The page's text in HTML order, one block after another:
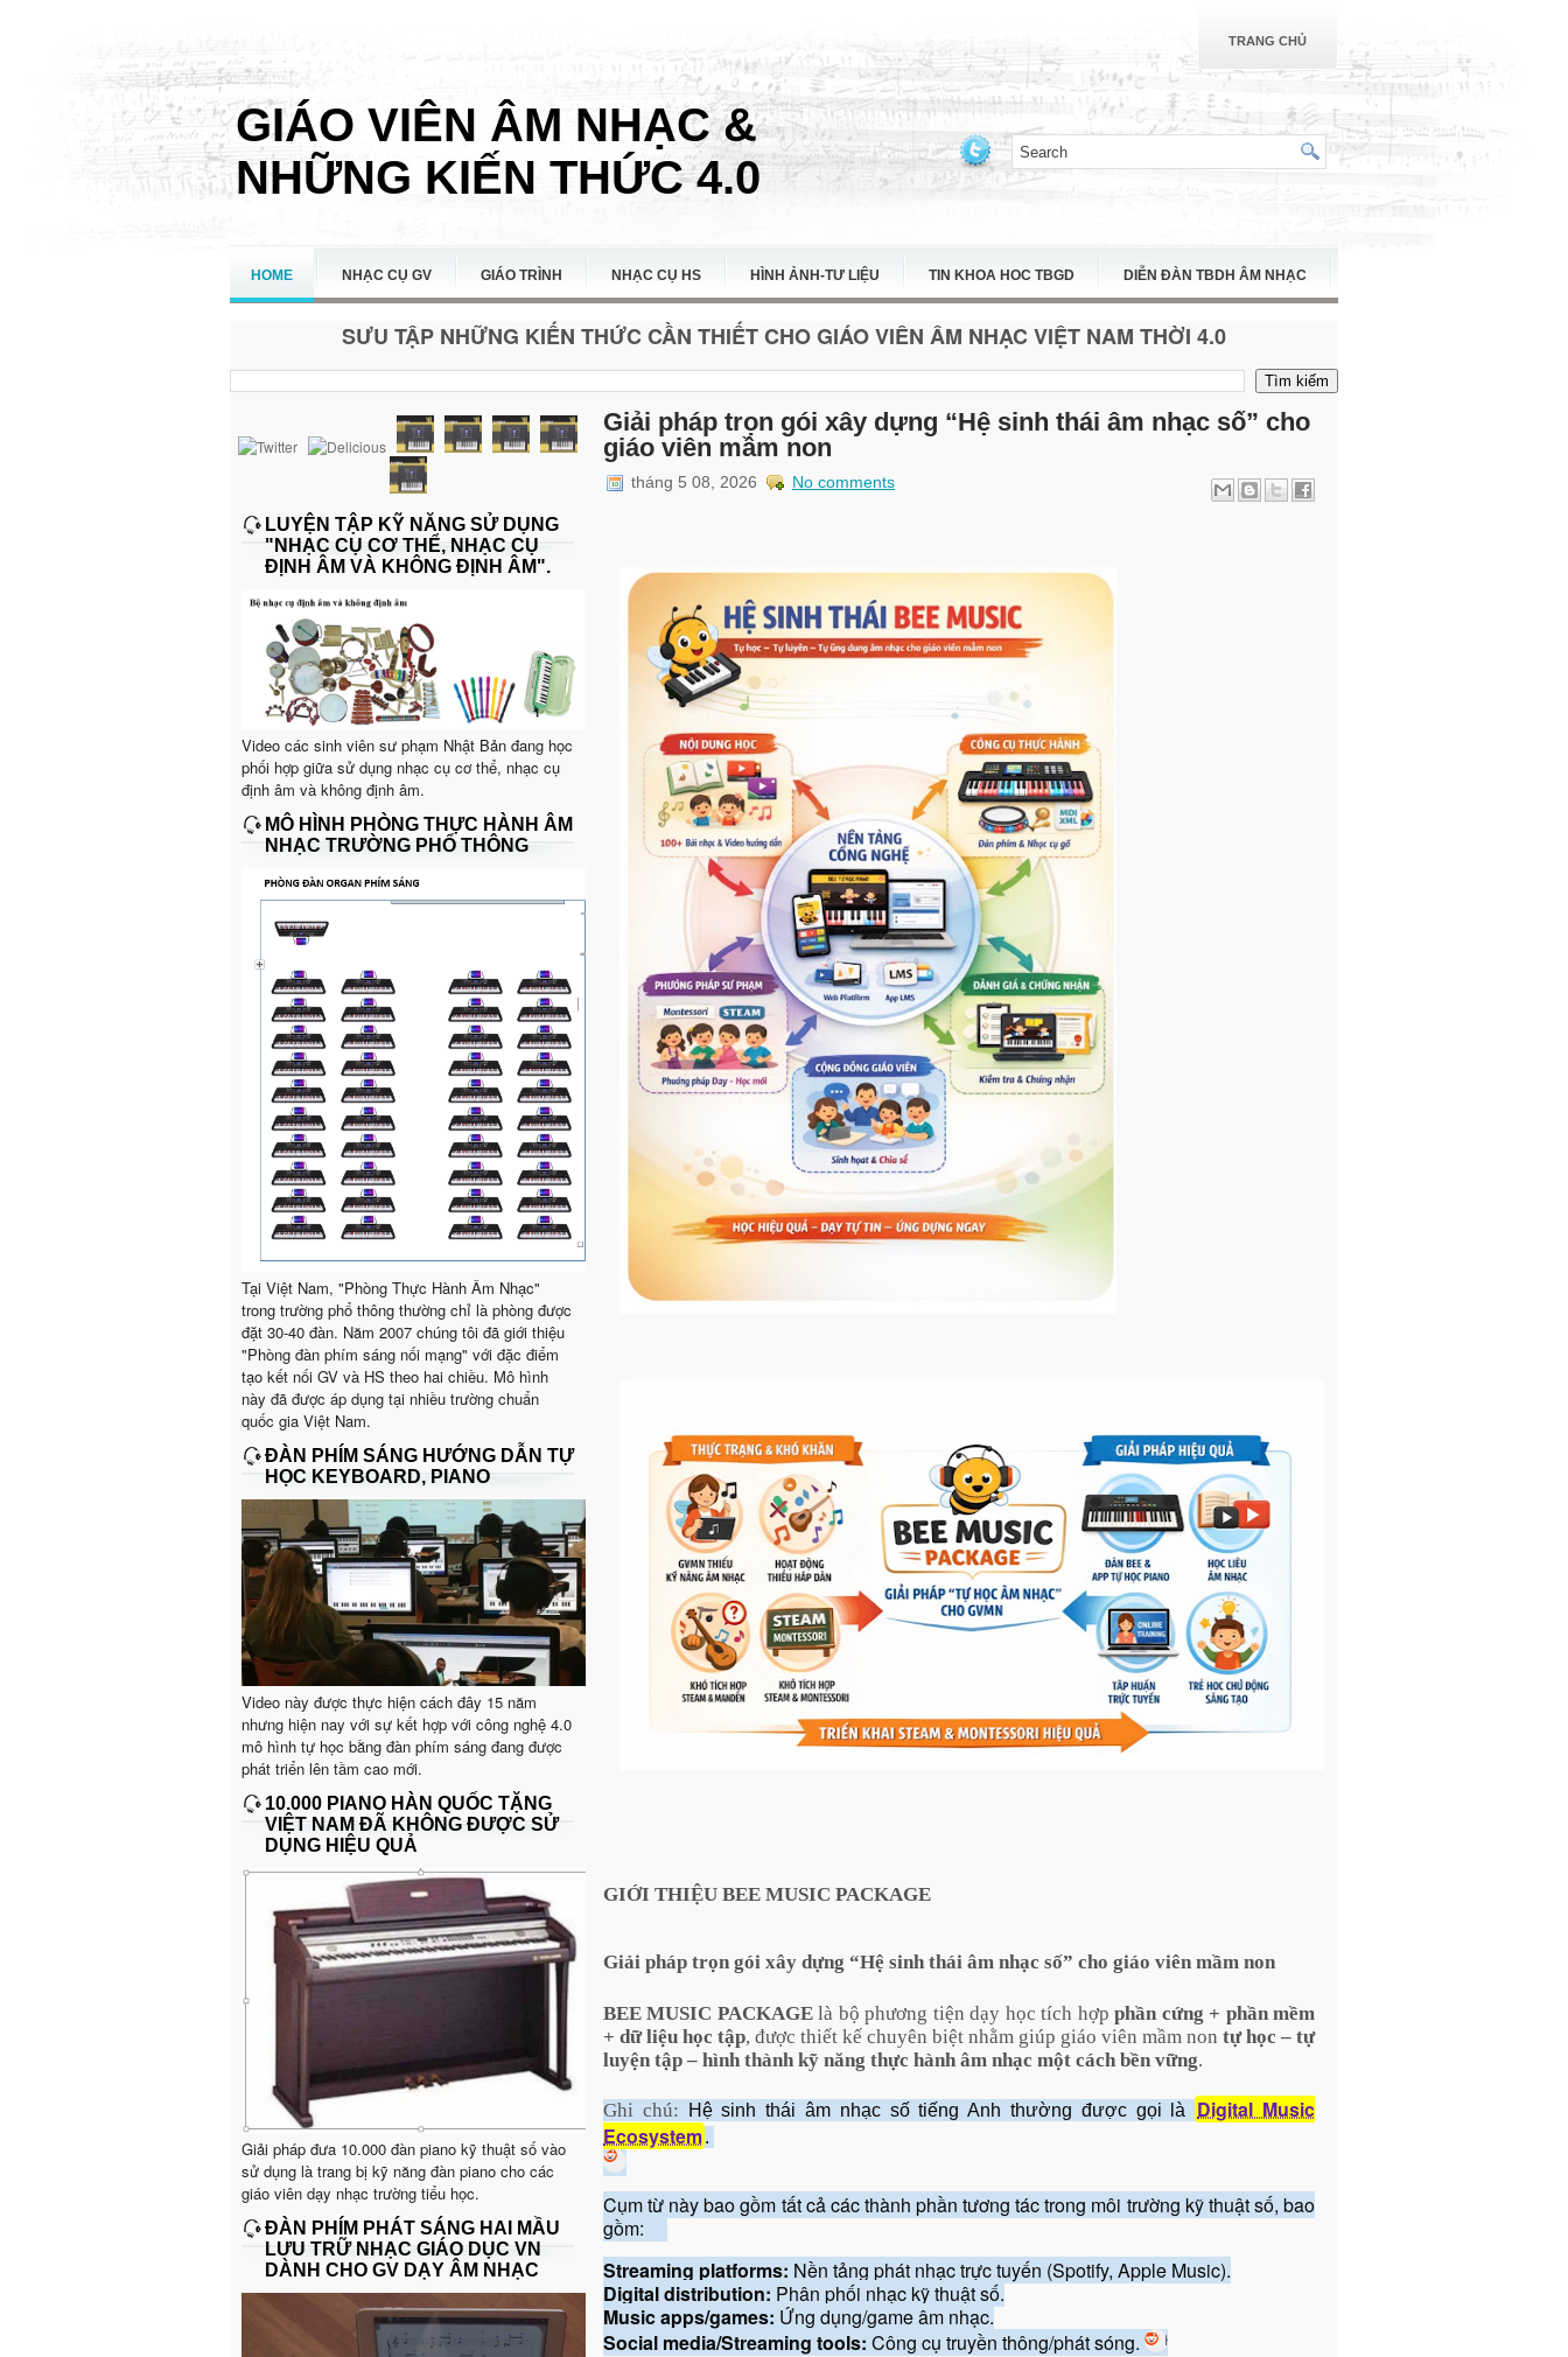
TRANG CHỦ
GIÁO VIÊN ÂM NHẠC &
NHỮNG KIẾN THỨC 4.0
HOME NHẠC CỤ GV GIÁO TRÌNH NHẠC CỤ HS HÌNH ẢNH-TƯ LIỆU TIN KHOA HOC TBGD DIỄN ĐÀN TBDH ÂM NHẠC
SƯU TẬP NHỮNG KIẾN THỨC CẦN THIẾT CHO GIÁO VIÊN ÂM NHẠC VIỆT NAM THỜI 4.0
LUYỆN TẬP KỸ NĂNG SỬ DỤNG
"NHẠC CỤ CƠ THỂ, NHẠC CỤ
ĐỊNH ÂM VÀ KHÔNG ĐỊNH ÂM".
Video các sinh viên sư phạm Nhật Bản đang học
phối hợp giữa sử dụng nhạc cụ cơ thể, nhạc cụ
định âm và không định âm.
MÔ HÌNH PHÒNG THỰC HÀNH ÂM
NHẠC TRƯỜNG PHỔ THÔNG
Tại Việt Nam, "Phòng Thực Hành Âm Nhạc"
trong trường phổ thông thường chỉ là phòng được
đặt 30-40 đàn. Năm 2007 chúng tôi đã giới thiệu
"Phòng đàn phím sáng nối mạng" với đặc điểm
tạo kết nối GV và HS theo hai chiều. Mô hình
này đã được áp dụng tại nhiều trường chuẩn
quốc gia Việt Nam.
ĐÀN PHÍM SÁNG HƯỚNG DẪN TỰ
HỌC KEYBOARD, PIANO
Video này được thực hiện cách đây 15 năm
nhưng hiện nay với sự kết hợp với công nghệ 4.0
mô hình tự học bằng đàn phím sáng đang được
phát triển lên tầm cao mới.
10.000 PIANO HÀN QUỐC TẶNG
VIỆT NAM ĐÃ KHÔNG ĐƯỢC SỬ
DỤNG HIỆU QUẢ
Giải pháp đưa 10.000 đàn piano kỹ thuật số vào
sử dụng là trang bị kỹ năng đàn piano cho các
giáo viên dạy nhạc trường tiểu học.
ĐÀN PHÍM PHÁT SÁNG HAI MẦU
LƯU TRỮ NHẠC GIÁO DỤC VN
DÀNH CHO GV DẠY ÂM NHẠC
Giải pháp trọn gói xây dựng “Hệ sinh thái âm nhạc số” cho
giáo viên mầm non
tháng 5 08, 2026 No comments
GIỚI THIỆU BEE MUSIC PACKAGE
Giải pháp trọn gói xây dựng “Hệ sinh thái âm nhạc số” cho giáo viên mầm non
BEE MUSIC PACKAGElà bộ phương tiện dạy học tích hợpphần cứng + phần mềm
+ dữ liệu học tập, được thiết kế chuyên biệt nhằm giúp giáo viên mầm non tự học – tự
luyện tập – hình thành kỹ năng thực hành âm nhạc một cách bền vững.
Ghi chú: Hệ sinh thái âm nhạc số tiếng Anh thường được gọi là
Digital Music
Ecosystem.
Cụm từ này bao gồm tất cả các thành phần tương tác trong môi trường kỹ thuật số, bao
gồm:
Streaming platforms: Nền tảng phát nhạc trực tuyến (Spotify, Apple Music).
Digital distribution: Phân phối nhạc kỹ thuật số.
Music apps/games: Ứng dụng/game âm nhạc.
Social media/Streaming tools: Công cụ truyền thông/phát sóng. Reddit